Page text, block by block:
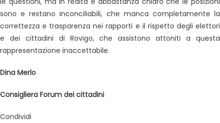
sono e restano inconciliabili, che manca completamente la
correttezza e trasparenza nei rapporti e il rispetto degli elettori
e dei cittadini di Rovigo, che assistono attoniti a questa
rappresentazione inaccettabile.
Dina Merlo
Consigliera Forum dei cittadini
Condividi